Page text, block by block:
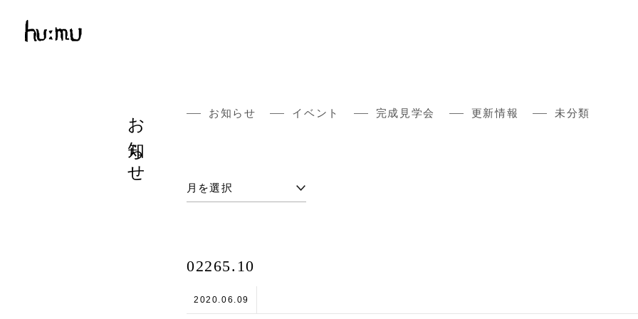
お知らせ お知らせ イベント 完成見学会 更新情報 未分類
02265.10
2020.06.09